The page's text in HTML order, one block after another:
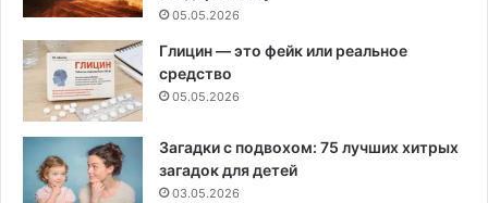
05.05.2026
Глицин — это фейк или реальное
средство
05.05.2026
Загадки с подвохом: 75 лучших хитрых
загадок для детей
03.05.2026